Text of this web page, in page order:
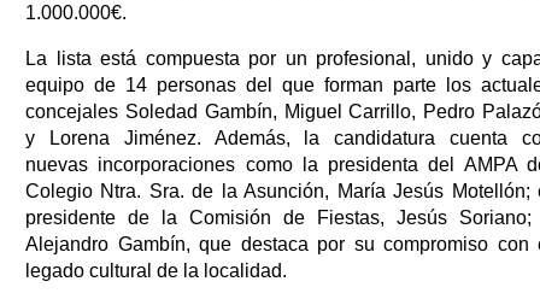
1.000.000€.
La lista está compuesta por un profesional, unido y
equipo de 14 personas del que forman parte los
concejales Soledad Gambín, Miguel Carrillo, Pedro
y Lorena Jiménez. Además, la candidatura cuenta
nuevas incorporaciones como la presidenta del AMPA
Colegio Ntra. Sra. de la Asunción, María Jesús Motellón;
presidente de la Comisión de Fiestas, Jesús Soriano;
Alejandro Gambín, que destaca por su compromiso con
legado cultural de la localidad.